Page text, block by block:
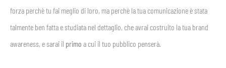
forza perchè tu fai meglio di loro, ma perchè la tua comunicazione è stata
talmente ben fatta e studiata nel dettaglio, che avrai costruito la tua brand
awareness, e sarai il primo a cui il tuo pubblico penserà.